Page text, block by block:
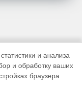
и анализа
и обработку ваших
браузера.